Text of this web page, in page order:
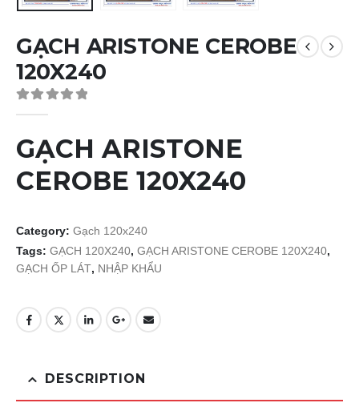
GẠCH ARISTONE CEROBE
120X240
0out of 5
GẠCH ARISTONE
CEROBE 120X240
Category: Gạch 120x240
Tags: GẠCH 120X240, GẠCH ARISTONE CEROBE 120X240,
GẠCH ỐP LÁT, NHẬP KHẨU
DESCRIPTION